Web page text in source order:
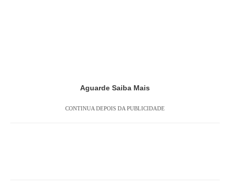
Aguarde Saiba Mais
CONTINUA DEPOIS DA PUBLICIDADE